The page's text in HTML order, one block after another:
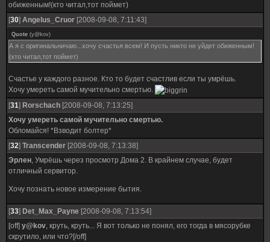
обиженным!(кто читал,тот поймет)
[30] Angelus_Cruor [2008-09-08, 7:11:43]
Quote (y@kov)
А я с оригинальничаю...хочу счастья всем! И пусть никто не уйдет обиженным!
(кто читал,тот поймет)
Счастье у каждого разное. Кто то будет счастлив если ты умрёшь.
Хочу умереть самой мучительно смертью.
[31] Rorschach [2008-09-08, 7:13:25]
Хочу умереть самой мучительно смертью.
Обломайся! *Взводит болтер*
[32] Transcender [2008-09-08, 7:13:38]
Эрлен, Умрёшь через просмотр Дома 2. В крайнем случае, будет
отличный сервитор.
Хочу познать новое измерение бытия.
[33] Det_Max_Payne [2008-09-08, 7:13:54]
[off] y@kov, круть, круть... Я вот только не понял, его тогда в мясорубке
скрутило, или что?[/off]